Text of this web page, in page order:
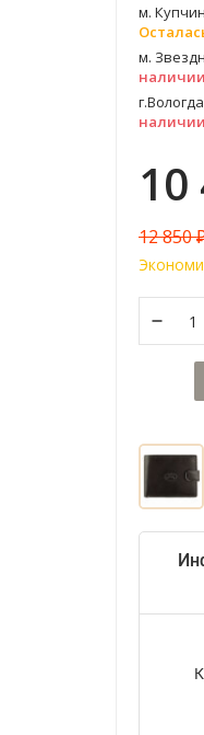
м.
м.
наличии
наличии
10
12 850